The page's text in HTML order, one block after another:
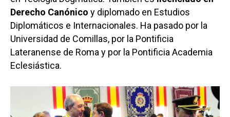
Derecho Canónico y diplomado en Estudios
Diplomáticos e Internacionales. Ha pasado por la
Universidad de Comillas, por la Pontificia
Lateranense de Roma y por la Pontificia Academia
Eclesiástica.